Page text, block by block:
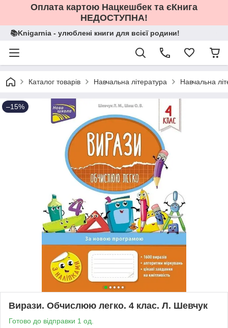
Оплата картою Нацкешбек та єКнига
НЕДОСТУПНА!
📚Knigarnia - улюблені книги для всієї родини!
Каталог товарів Навчальна література Навчальна
–15%
Вирази. Обчислюю легко. 4 клас. Л. Шевчук
Готово до відправки 1 од.